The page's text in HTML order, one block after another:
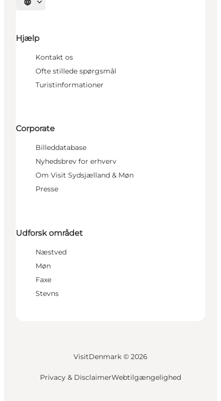
Vælg sprog
Hjælp
Kontakt os
Ofte stillede spørgsmål
Turistinformationer
Corporate
Billeddatabase
Nyhedsbrev for erhverv
Om Visit Sydsjælland & Møn
Presse
Udforsk området
Næstved
Møn
Faxe
Stevns
VisitDenmark © 2026
Privacy & DisclaimerWebtilgængelighed